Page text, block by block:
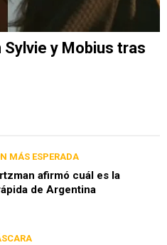
Sylvie y Mobius tras
MÁS ESPERADA
afirmó cuál es la
de Argentina